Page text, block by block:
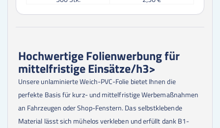
Hochwertige Folienwerbung für
mittelfristige Einsätze/h3>
Unsere unlaminierte Weich-PVC-Folie bietet Ihnen die
perfekte Basis für kurz- und mittelfristige Werbemaßnahmen
an Fahrzeugen oder Shop-Fenstern. Das selbstklebende
Material lässt sich mühelos verkleben und erfüllt dank B1-